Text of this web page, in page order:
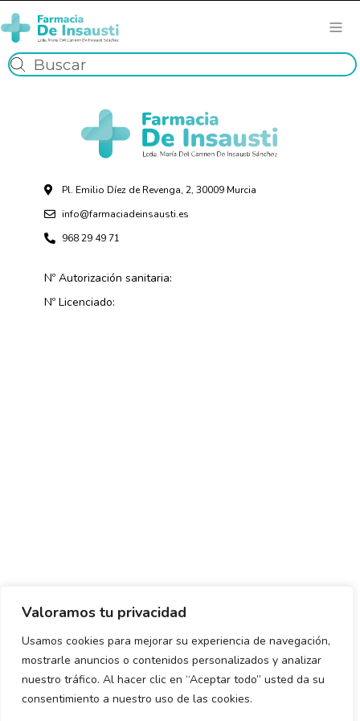
Valoramos tu privacidad
Usamos cookies para mejorar su experiencia de navegación,
mostrarle anuncios o contenidos personalizados y analizar
nuestro tráfico. Al hacer clic en “Aceptar todo” usted da su
consentimiento a nuestro uso de las cookies.
Pl. Emilio Díez de Revenga, 2, 30009 Murcia
info@farmaciadeinsausti.es
968 29 49 71
Nº Autorización sanitaria:
Nº Licenciado:
Política de envío y devoluciones Política de privacidad
Uso de cookies Aviso legal Términos y condiciones